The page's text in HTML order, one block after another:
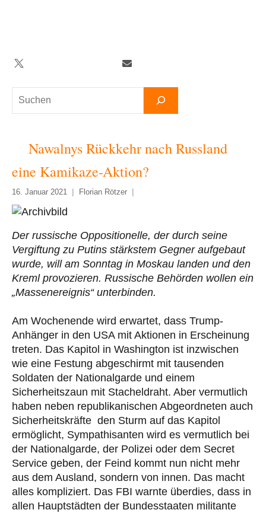
Suchen
Twitter TelegramNewsletter
Nawalnys Rückkehr nach Russland
eine Kamikaze-Aktion?
16. Januar 2021 Florian Rötzer
Der russische Oppositionelle, der durch seine
Vergiftung zu Putins stärkstem Gegner aufgebaut
wurde, will am Sonntag in Moskau landen und den
Kreml provozieren. Russische Behörden wollen ein
„Massenereignis“ unterbinden.
Am Wochenende wird erwartet, dass Trump-
Anhänger in den USA mit Aktionen in Erscheinung
treten. Das Kapitol in Washington ist inzwischen
wie eine Festung abgeschirmt mit tausenden
Soldaten der Nationalgarde und einem
Sicherheitszaun mit Stacheldraht. Aber vermutlich
haben neben republikanischen Abgeordneten auch
Sicherheitskräfte den Sturm auf das Kapitol
ermöglicht, Sympathisanten wird es vermutlich bei
der Nationalgarde, der Polizei oder dem Secret
Service geben, der Feind kommt nun nicht mehr
aus dem Ausland, sondern von innen. Das macht
alles kompliziert. Das FBI warnte überdies, dass in
allen Hauptstädten der Bundesstaaten militante